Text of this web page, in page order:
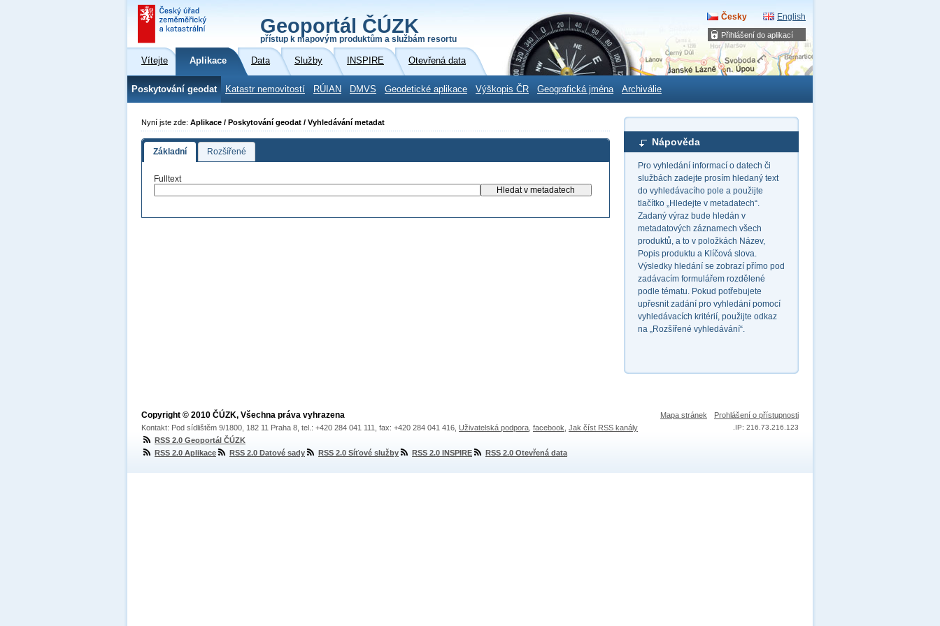
Přihlášení do aplikací
Geoportál ČÚZK
přístup k mapovým produktům a službám resortu
Česky English
Vítejte Aplikace Data Služby INSPIRE Otevřená data
Poskytování geodat Katastr nemovitostí RÚIAN DMVS Geodetické aplikace Výškopis ČR Geografická jména Archiválie
Nápověda
Pro vyhledání informací o datech či
službách zadejte prosím hledaný text
do vyhledávacího pole a použijte
tlačítko „Hledejte v metadatech“.
Zadaný výraz bude hledán v
metadatových záznamech všech
produktů, a to v položkách Název,
Popis produktu a Klíčová slova.
Výsledky hledání se zobrazí přímo pod
zadávacím formulářem rozdělené
podle tématu. Pokud potřebujete
upřesnit zadání pro vyhledání pomocí
vyhledávacích kritérií, použijte odkaz
na „Rozšířené vyhledávání“.
Nyní jste zde: Aplikace / Poskytování geodat / Vyhledávání metadat
Základní Rozšířené
Fulltext
Mapa stránek Prohlášení o přístupnosti
IP: 216.73.216.123
Copyright © 2010 ČÚZK, Všechna práva vyhrazena
Kontakt: Pod sídlištěm 9/1800, 182 11 Praha 8, tel.: +420 284 041 111, fax: +420 284 041 416, Uživatelská podpora facebook Jak číst RSS kanály
RSS 2.0 Geoportál ČÚZK
RSS 2.0 Aplikace
RSS 2.0 Datové sady RSS 2.0 Síťové služby RSS 2.0 INSPIRE RSS 2.0 Otevřená data